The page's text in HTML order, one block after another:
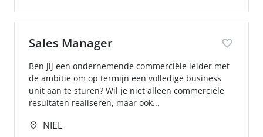
Sales Manager
Ben jij een ondernemende commerciële leider met
de ambitie om op termijn een volledige business
unit aan te sturen? Wil je niet alleen commerciële
resultaten realiseren, maar ook...
NIEL